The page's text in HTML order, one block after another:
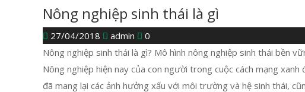
Nông nghiệp sinh thái là gì
27/04/2018 admin
0
Nông nghiệp sinh thái là gì? Mô hình nông nghiệp sinh thái bền
Nông nghiệp hiện nay của con người trong cuộc cách mạng
đã mang lại các ảnh hưởng xấu với môi trường và hệ sinh thái,